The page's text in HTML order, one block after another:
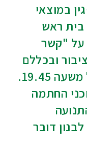
במוצאי
2003 מול בית ראש
על "קשר
ובכללם
משפחת שרון. ההפגנה החל משעה 19.45.
החתמה
דובר